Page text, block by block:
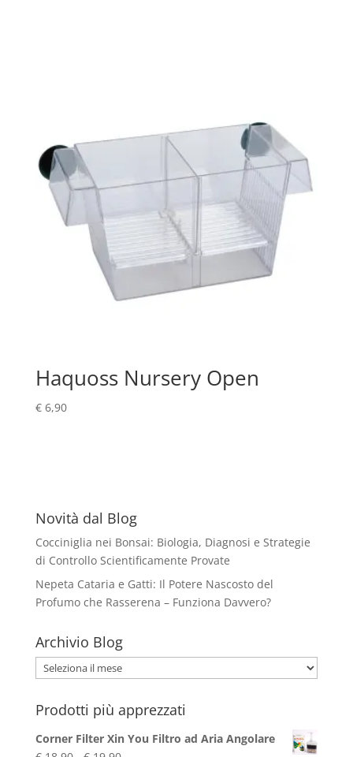
Haquoss Nursery Open
€6,90
Novità dal Blog
Cocciniglia nei Bonsai: Biologia, Diagnosi e Strategie
di Controllo Scientificamente Provate
Nepeta Cataria e Gatti: Il Potere Nascosto del
Profumo che Rasserena – Funziona Davvero?
Archivio Blog
Archivio
Blog
Prodotti più apprezzati
Corner Filter Xin You Filtro ad Aria Angolare